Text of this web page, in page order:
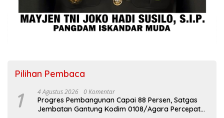
Pilihan Pembaca
1 4 Agustus 2026 0 Komentar
Progres Pembangunan Capai 88 Persen, Satgas
Jembatan Gantung Kodim 0108/Agara Percepat